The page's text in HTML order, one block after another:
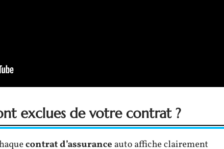
exclues de votre contrat ?
contrat d’assurance auto affiche clairement